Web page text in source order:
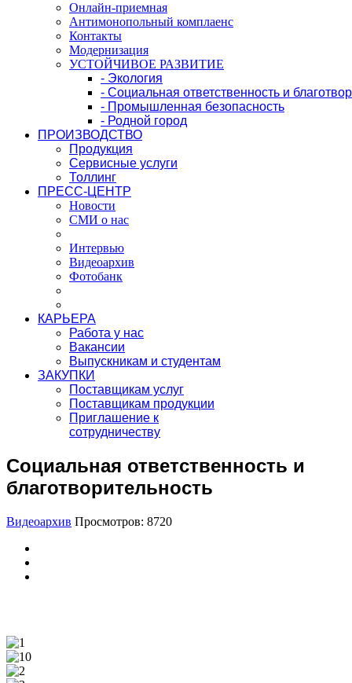
Онлайн-приемная
Антимонопольный комплаенс
Контакты
Модернизация
УСТОЙЧИВОЕ РАЗВИТИЕ
- Экология
- Социальная ответственность и
- Промышленная безопасность
- Родной город
ПРОИЗВОДСТВО
Продукция
Сервисные услуги
Толлинг
ПРЕСС-ЦЕНТР
Новости
СМИ о нас
Интервью
Видеоархив
Фотобанк
КАРЬЕРА
Работа у нас
Вакансии
Выпускникам и студентам
ЗАКУПКИ
Поставщикам услуг
Поставщикам продукции
Приглашение к
сотрудничеству
Социальная ответственность и
благотворительность
Видеоархив Просмотров: 8720